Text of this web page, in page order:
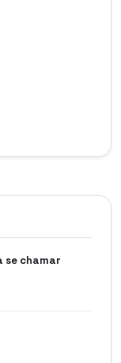
se chamar